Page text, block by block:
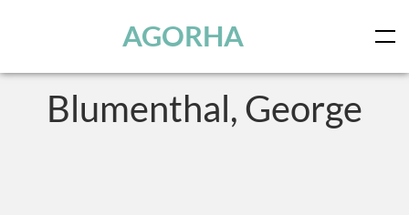
AGORHA
Blumenthal, George